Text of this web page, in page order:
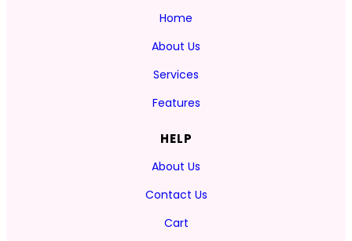
Home
About Us
Services
Features
HELP
About Us
Contact Us
Cart